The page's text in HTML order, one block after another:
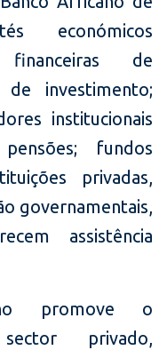
económicos
financeiras de
de investimento;
institucionais
fundos
privadas,
governamentais,
assistência
promove o
privado,